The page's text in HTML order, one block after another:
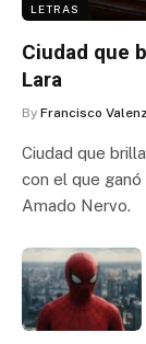
LETRAS
Ciudad que
Lara
By Francisco
Ciudad que
con el que
Amado Nervo.